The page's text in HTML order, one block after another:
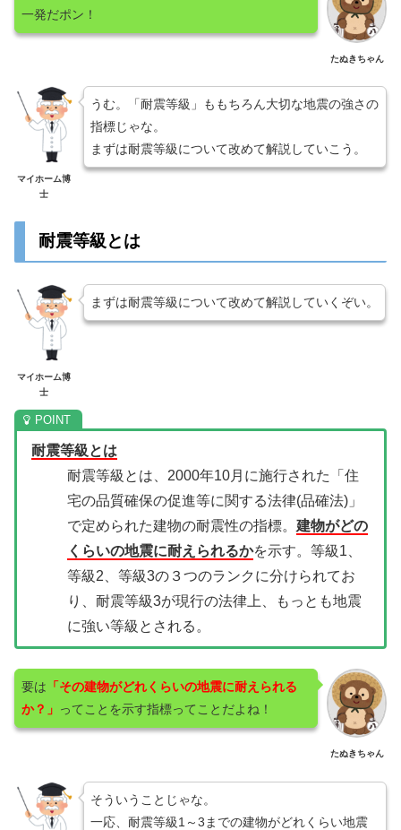
たぬきちゃん
一発だポン！
マイホーム博
士
うむ。「耐震等級」ももちろん大切な地震の強さの
指標じゃな。
まずは耐震等級について改めて解説していこう。
耐震等級とは
マイホーム博
士
まずは耐震等級について改めて解説していくぞい。
耐震等級とは
耐震等級とは、2000年10月に施行された「住
宅の品質確保の促進等に関する法律(品確法)」
で定められた建物の耐震性の指標。 建物がどの
くらいの地震に耐えられるかを示す。等級1、
等級2、等級3の３つのランクに分けられてお
り、耐震等級3が現行の法律上、もっとも地震
に強い等級とされる。
たぬきちゃん
要は 「その建物がどれくらいの地震に耐えられる
か？」 ってことを示す指標ってことだよね！
そういうことじゃな。
一応、耐震等級1～3までの建物がどれくらい地震